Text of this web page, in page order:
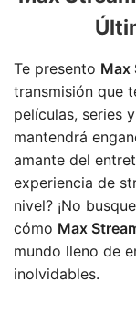
Te presento Max
transmisión que
películas, series
mantendrá
amante del
experiencia de
nivel? ¡No
cómo Max
mundo lleno de
inolvidables.